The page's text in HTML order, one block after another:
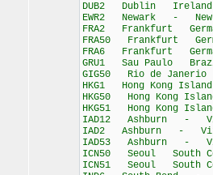
DUB2 Dublin
EWR2 Newark -
FRA2 Frankfurt
FRA50 Frankfurt
FRA6 Frankfurt
GRU1 Sau Paulo
GIG50 Rio de
HKG1 Hong Kong
HKG50 Hong Kong
HKG51 Hong Kong
IAD12 Ashburn -
IAD2 Ashburn -
IAD53 Ashburn -
ICN50 Seoul South
ICN51 Seoul South